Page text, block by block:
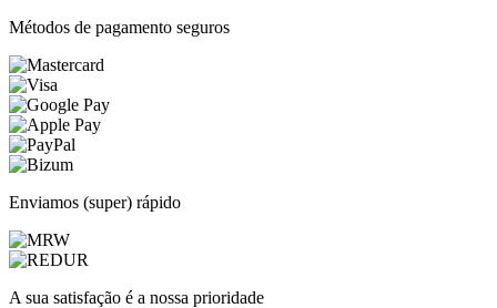
Métodos de pagamento seguros
Enviamos (super) rápido
A sua satisfação é a nossa prioridade